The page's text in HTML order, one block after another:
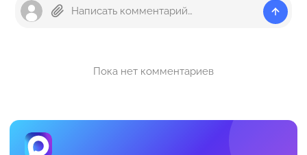
Пока нет комментариев